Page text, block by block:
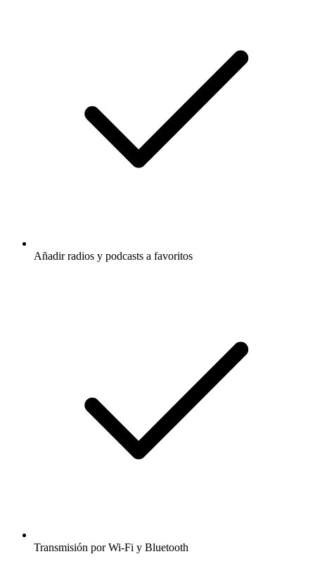
Añadir radios y podcasts a favoritos
Transmisión por Wi-Fi y Bluetooth